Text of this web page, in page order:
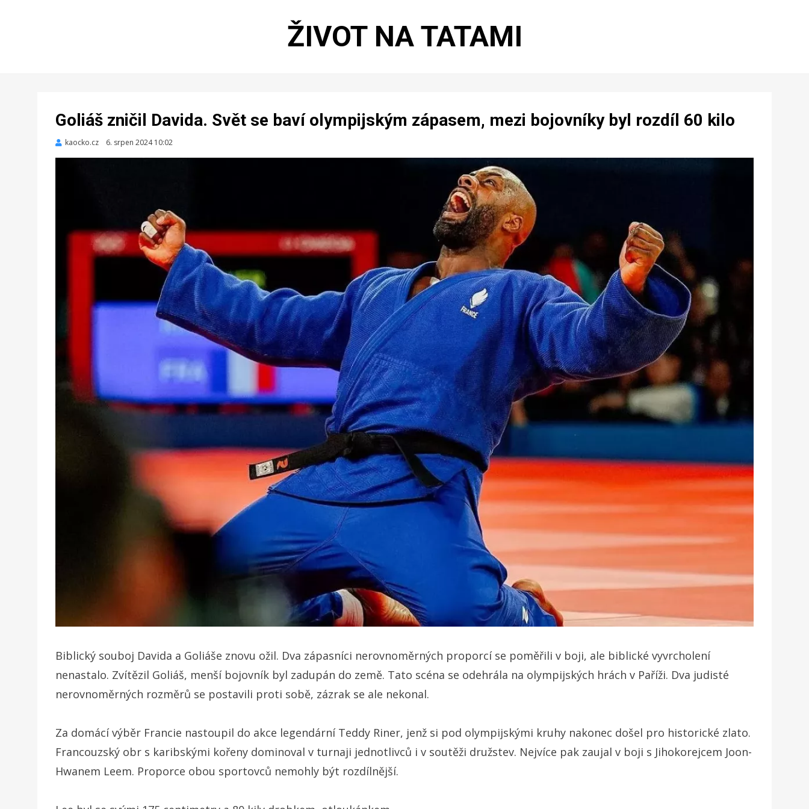
ŽIVOT NA TATAMI
Goliáš zničil Davida. Svět se baví olympijským zápasem, mezi bojovníky byl rozdíl 60 kilo
kaocko.cz
Zveřejněno
6. srpen 2024 10:02
Biblický souboj Davida a Goliáše znovu ožil. Dva zápasníci nerovnoměrných proporcí se poměřili v boji, ale biblické vyvrcholení
nenastalo. Zvítězil Goliáš, menší bojovník byl zadupán do země. Tato scéna se odehrála na olympijských hrách v Paříži. Dva judisté
nerovnoměrných rozměrů se postavili proti sobě, zázrak se ale nekonal.
Za domácí výběr Francie nastoupil do akce legendární Teddy Riner, jenž si pod olympijskými kruhy nakonec došel pro historické zlato.
Francouzský obr s karibskými kořeny dominoval v turnaji jednotlivců i v soutěži družstev. Nejvíce pak zaujal v boji s Jihokorejcem Joon-
Hwanem Leem. Proporce obou sportovců nemohly být rozdílnější.